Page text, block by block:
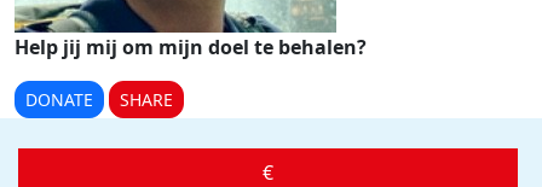
Help jij mij om mijn doel te behalen?
DONATE SHARE
€